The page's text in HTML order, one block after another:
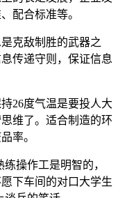
配合标准等。
克敌制胜的武器之
传递守则，保证信息
26度气温是要投人大
维了。适合制造的环
率。
操作工是明智的，
下车间的对口大学生